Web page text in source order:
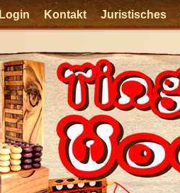
Login Kontakt Juristisches